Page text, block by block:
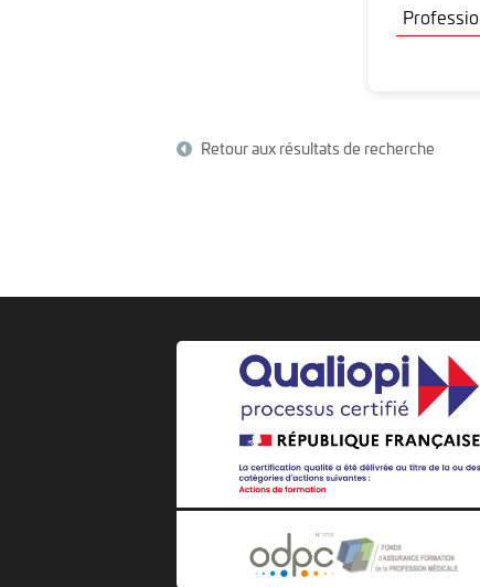
Retour aux résultats de recherche